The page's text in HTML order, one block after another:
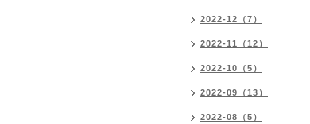
2022-12（7）
2022-11（12）
2022-10（5）
2022-09（13）
2022-08（5）